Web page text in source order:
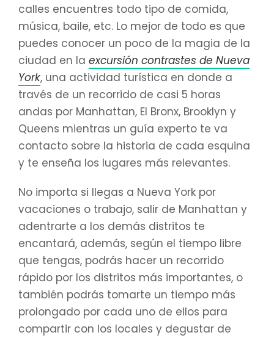
calles encuentres todo tipo de comida,
música, baile, etc. Lo mejor de todo es que
puedes conocer un poco de la magia de la
ciudad en la excursión contrastes de Nueva
York, una actividad turística en donde a
través de un recorrido de casi 5 horas
andas por Manhattan, El Bronx, Brooklyn y
Queens mientras un guía experto te va
contacto sobre la historia de cada esquina
y te enseña los lugares más relevantes.
No importa si llegas a Nueva York por
vacaciones o trabajo, salir de Manhattan y
adentrarte a los demás distritos te
encantará, además, según el tiempo libre
que tengas, podrás hacer un recorrido
rápido por los distritos más importantes, o
también podrás tomarte un tiempo más
prolongado por cada uno de ellos para
compartir con los locales y degustar de